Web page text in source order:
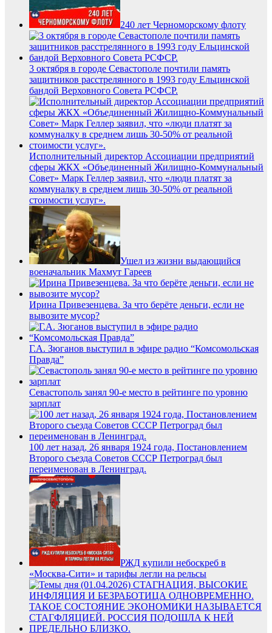
240 лет Черноморскому флоту
3 октября в городе Севастополе почтили память
защитников расстрелянного в 1993 году Ельцинской
бандой Верховного Совета РСФСР.
Исполнительный директор Ассоциации предприятий
сферы ЖКХ «Объединенный Жилищно-Коммунальный
Совет» Марк Геллер заявил, что «люди платят за
коммуналку в среднем лишь 30-50% от реальной
стоимости услуг».
Ушел из жизни выдающийся
военачальник Махмут Гареев
Ирина Привезенцева. За что берёте деньги, если не
вывозите мусор?
Г.А. Зюганов выступил в эфире радио “Комсомольская
Правда”
Севастополь занял 90-е место в рейтинге по уровню
зарплат
100 лет назад, 26 января 1924 года, Постановлением
Второго съезда Советов СССР Петроград был
переименован в Ленинград.
РЖД купили небоскреб в
«Москва-Сити» и тарифы легли на рельсы